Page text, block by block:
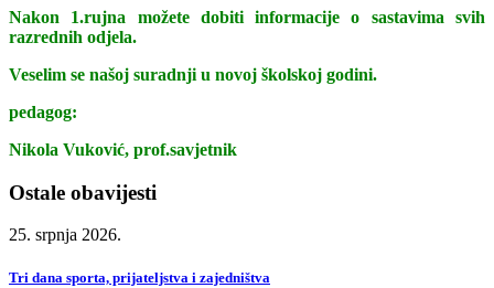
Nakon 1.rujna možete dobiti informacije o sastavima svih
razrednih odjela.
Veselim se našoj suradnji u novoj školskoj godini.
pedagog:
Nikola Vuković, prof.savjetnik
Ostale obavijesti
25. srpnja 2026.
Tri dana sporta, prijateljstva i zajedništva